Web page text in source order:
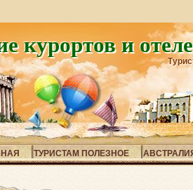
курортов и
ТУРИСТАМ ПОЛЕЗНОЕ